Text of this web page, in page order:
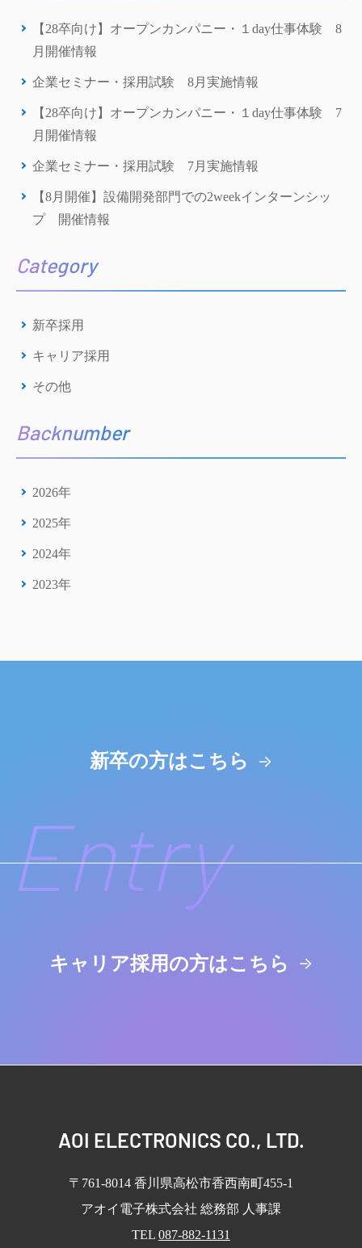
【28卒向け】オープンカンパニー・１day仕事体験 8
月開催情報
企業セミナー・採用試験 8月実施情報
【28卒向け】オープンカンパニー・１day仕事体験 7
月開催情報
企業セミナー・採用試験 7月実施情報
【8月開催】設備開発部門での2weekインターンシッ
プ 開催情報
Category
新卒採用
キャリア採用
その他
Backnumber
2026年
2025年
2024年
2023年
新卒の方はこちら
キャリア採用の方はこちら
AOI ELECTRONICS CO., LTD.
〒761-8014 ⾹川県⾼松市⾹⻄南町455-1
アオイ電⼦株式会社 総務部 ⼈事課
TEL 087-882-1131